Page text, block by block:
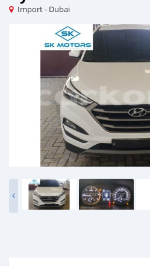
Import - Dubai